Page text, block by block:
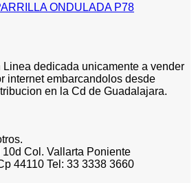
ONDULADA P78
Linea dedicada unicamente a vender
internet embarcandolos desde
en la Cd de Guadalajara.
Col. Vallarta Poniente
44110 Tel: 33 3338 3660